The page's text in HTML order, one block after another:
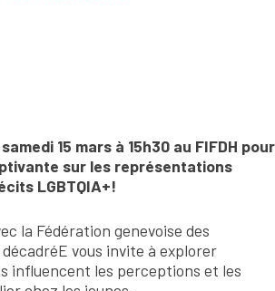
15 mars à 15h30 au FIFDH pour
sur les représentations
LGBTQIA+!
la Fédération genevoise des
vous invite à explorer
influencent les perceptions et les